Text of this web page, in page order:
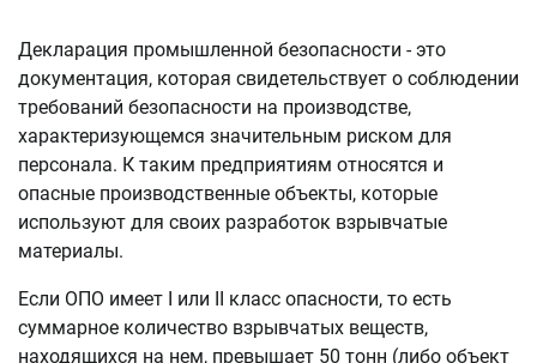
Декларация промышленной безопасности - это
документация, которая свидетельствует о соблюдении
требований безопасности на производстве,
характеризующемся значительным риском для
персонала. К таким предприятиям относятся и
опасные производственные объекты, которые
используют для своих разработок взрывчатые
материалы.
Если ОПО имеет I или II класс опасности, то есть
суммарное количество взрывчатых веществ,
находящихся на нем, превышает 50 тонн (либо объект